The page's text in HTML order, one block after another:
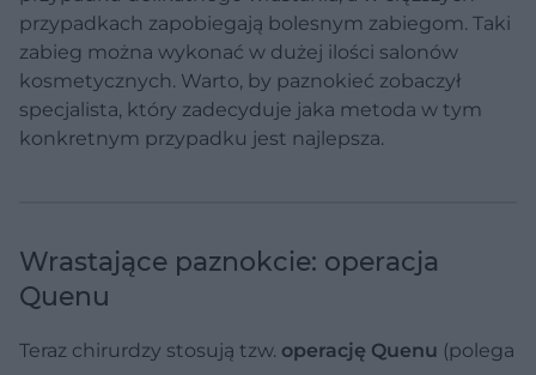
przypadkach zapobiegają bolesnym zabiegom. Taki
zabieg można wykonać w dużej ilości salonów
kosmetycznych. Warto, by paznokieć zobaczył
specjalista, który zadecyduje jaka metoda w tym
konkretnym przypadku jest najlepsza.
Wrastające paznokcie: operacja
Quenu
Teraz chirurdzy stosują tzw. operację Quenu (polega